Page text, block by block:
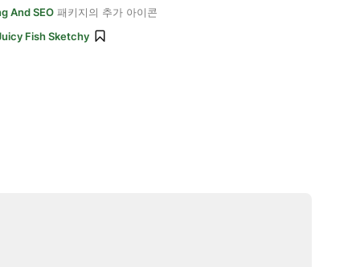
And SEO 패키지의 추가 아이콘
Fish Sketchy